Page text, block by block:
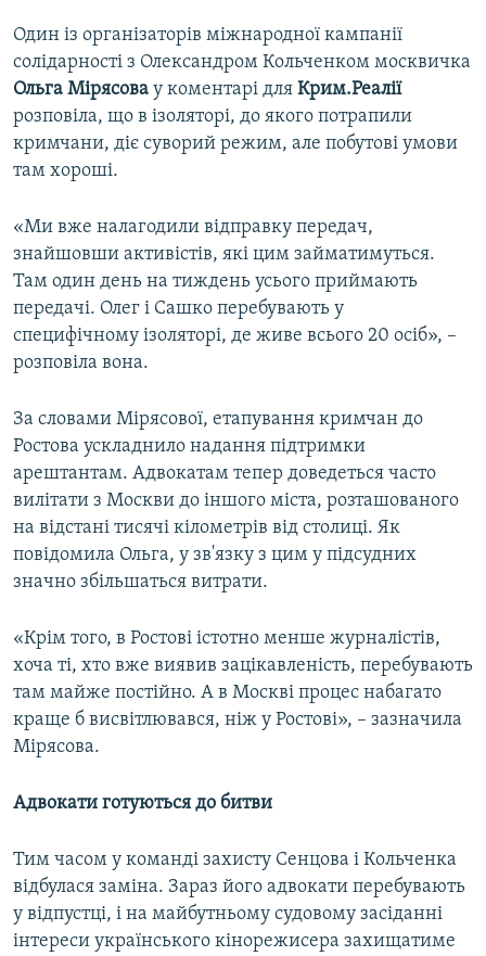
Один із організаторів міжнародної кампанії
солідарності з Олександром Кольченком москвичка
Ольга Мірясова у коментарі для Крим.Реалії
розповіла, що в ізоляторі, до якого потрапили
кримчани, діє суворий режим, але побутові умови
там хороші.
«Ми вже налагодили відправку передач,
знайшовши активістів, які цим займатимуться.
Там один день на тиждень усього приймають
передачі. Олег і Сашко перебувають у
специфічному ізоляторі, де живе всього 20 осіб», –
розповіла вона.
За словами Мірясової, етапування кримчан до
Ростова ускладнило надання підтримки
арештантам. Адвокатам тепер доведеться часто
вилітати з Москви до іншого міста, розташованого
на відстані тисячі кілометрів від столиці. Як
повідомила Ольга, у зв'язку з цим у підсудних
значно збільшаться витрати.
«Крім того, в Ростові істотно менше журналістів,
хоча ті, хто вже виявив зацікавленість, перебувають
там майже постійно. А в Москві процес набагато
краще б висвітлювався, ніж у Ростові», – зазначила
Мірясова.
Адвокати готуються до битви
Тим часом у команді захисту Сенцова і Кольченка
відбулася заміна. Зараз його адвокати перебувають
у відпустці, і на майбутньому судовому засіданні
інтереси українського кінорежисера захищатиме